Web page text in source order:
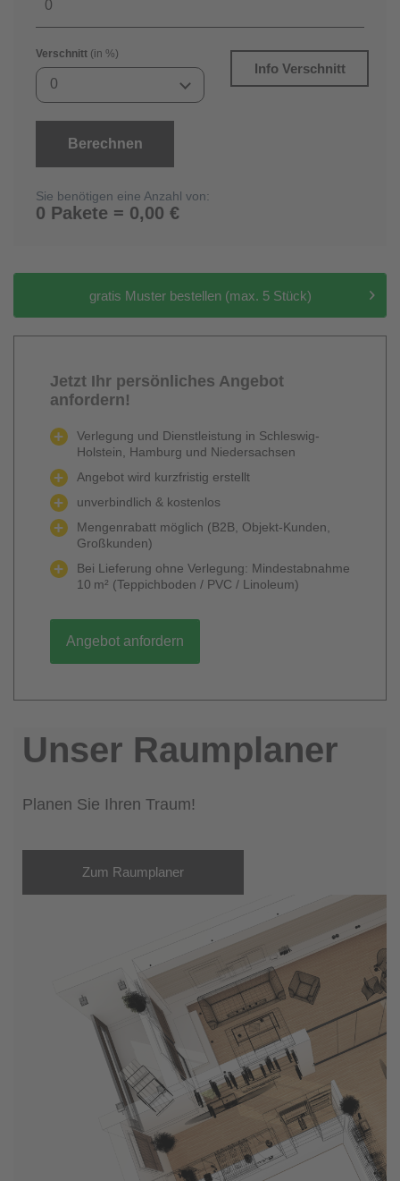
Verschnitt (in %)
0
Info Verschnitt
Berechnen
Sie benötigen eine Anzahl von:
0 Pakete = 0,00 €
gratis Muster bestellen (max. 5 Stück)
Jetzt Ihr persönliches Angebot
anfordern!
Verlegung und Dienstleistung in Schleswig-
Holstein, Hamburg und Niedersachsen
Angebot wird kurzfristig erstellt
unverbindlich & kostenlos
Mengenrabatt möglich (B2B, Objekt-Kunden,
Großkunden)
Bei Lieferung ohne Verlegung: Mindestabnahme
10 m² (Teppichboden / PVC / Linoleum)
Angebot anfordern
Unser Raumplaner
Planen Sie Ihren Traum!
Zum Raumplaner